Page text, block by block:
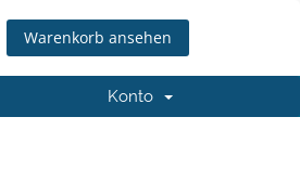
Warenkorb ansehen
Konto